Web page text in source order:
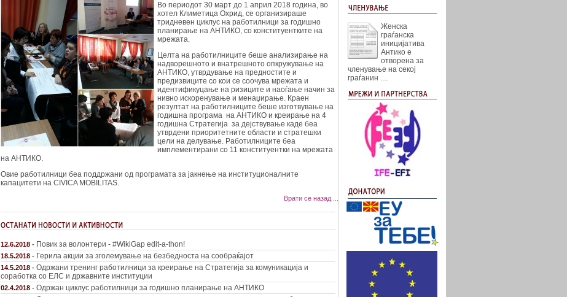
Во периодот 30 март до 1 април 2018 година, во
хотел Климетица Охрид, се организираше
тридневен циклус на работилници за годишно
планирање на АНТИКО, со конституентките на
мрежата.
Целта на работилниците беше анализирање на
надворешното и внатрешното опкружување на
АНТИКО, утврдување на предностите и
предизвиците со кои се соочува мрежата и
идентификуцање на ризиците и наоѓање начин за
нивно искоренување и менаџирање. Краен
резултат на работилниците беше изготвување на
годишна програма на АНТИКО и креирање на 4
годишна Стратегија за дејствување каде беа
утврдени приоритетните области и стратешки
цели на делување. Работилниците беа
имплементирани со 11 конституентки на мрежата
на АНТИКО.
Овие работилници беа поддржани од програмата за јакнење на институционалните
капацитети на CIVICA MOBILITAS.
Врати се назад ...
12.6.2018 - Повик за волонтери - #WikiGap edit-a-thon!
18.5.2018 - Герила акции за зголемување на безбедноста на сообраќајот
14.5.2018 - Одржани тренинг работилници за креирање на Стратегија за комуникација и
соработка со ЕЛС и државните институции
02.4.2018 - Одржан циклус работилници за годишно планирање на АНТИКО
Женска
граѓанска
иницијатива
Антико е
отворена за
членување на секој
граѓанин ....